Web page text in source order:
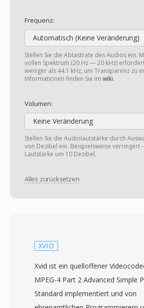
Frequenz:
Automatisch (Keine Veränderung)
Stellen Sie die Abtastrate des Audios ein.
vollen Spektrum (20 Hz — 20 kHz)
weniger als 44.1 kHz, um Transparenz zu
Informationen finden Sie im wiki.
Volumen:
Keine Veränderung
Stellen Sie die Audiolautstärke durch
von Dezibel ein. Beispielsweise verringert
Lautstärke um 10 Dezibel.
Alles zurücksetzen
XVID
Xvid ist ein quelloffener
MPEG-4 Part 2 Advanced Simple
Standard implementiert und von